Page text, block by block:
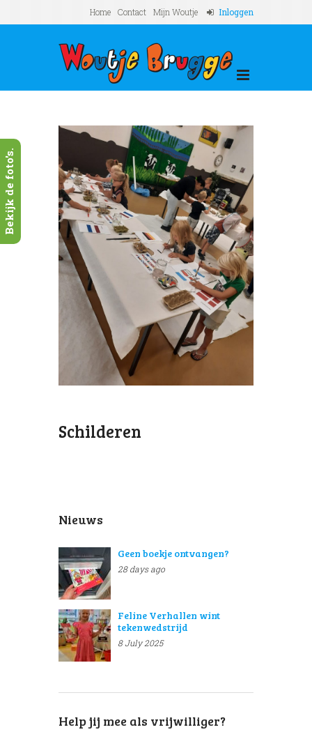
Home Contact Mijn Woutje Inloggen
Schilderen
Nieuws
Geen boekje ontvangen?
28 days ago
Feline Verhallen wint
tekenwedstrijd
8 July 2025
Help jij mee als vrijwilliger?
Bekijk de foto's.